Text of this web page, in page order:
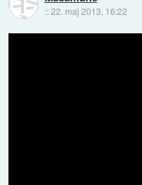
::22. maj 2013, 16:22